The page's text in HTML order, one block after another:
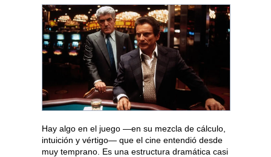
Hay algo en el juego —en su mezcla de cálculo,
intuición y vértigo— que el cine entendió desde
muy temprano. Es una estructura dramática casi